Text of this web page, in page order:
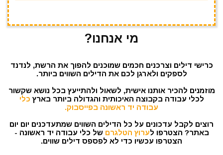
מי אנחנו?
כרישי דילים וצרכנים חכמים שמוכנים להפוך את הרשת, לנדנד
לספקים ולארגן לכם את הדילים השווים ביותר.
מוזמנים להכיר אותנו אישית, לשאול ולהתייעץ בכל נושא שקשור
לכלי עבודה בקבוצה האיכותית והגדולה ביותר בארץ כלי
עבודה יד ראשונה בפייסבוק.
רוצים לקבל עדכונים על כל הדילים השווים שמתעדכנים יום יום
באתר? הצטרפו לערוץ הטלגרם של כלי עבודה יד ראשונה -
הצטרפו עכשיו כדי לא לפספס דילים שווים.